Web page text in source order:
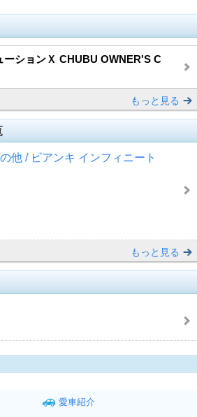
ーションＸ CHUBU OWNER'S C
もっと見る
他 / ビアンキ インフィニート
もっと見る
愛車紹介